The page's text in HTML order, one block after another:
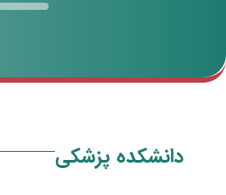
دانشکده پزشکی